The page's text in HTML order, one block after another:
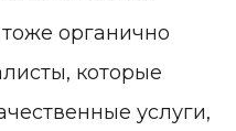
органично
которые
услуги,